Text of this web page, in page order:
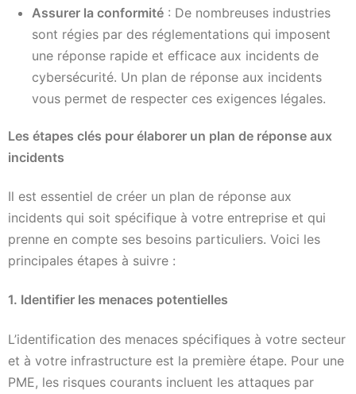
Assurer la conformité : De nombreuses industries
sont régies par des réglementations qui imposent
une réponse rapide et efficace aux incidents de
cybersécurité. Un plan de réponse aux incidents
vous permet de respecter ces exigences légales.
Les étapes clés pour élaborer un plan de réponse aux
incidents
Il est essentiel de créer un plan de réponse aux
incidents qui soit spécifique à votre entreprise et qui
prenne en compte ses besoins particuliers. Voici les
principales étapes à suivre :
1. Identifier les menaces potentielles
L’identification des menaces spécifiques à votre secteur
et à votre infrastructure est la première étape. Pour une
PME, les risques courants incluent les attaques par